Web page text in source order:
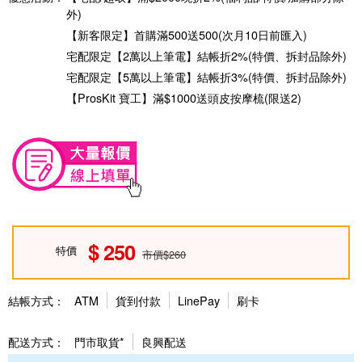
外)
【新客限定】首購滿500送500(次月10日前匯入)
宅配限定【2萬以上筆電】結帳折2%(特價、拆封品除外)
宅配限定【5萬以上筆電】結帳折3%(特價、拆封品除外)
【ProsKit 寶工】滿$1000送頭皮按摩梳(限送2)
特價 250 市價$260
結帳方式： ATM 貨到付款 LinePay 刷卡
配送方式： 門市取貨*
良興配送